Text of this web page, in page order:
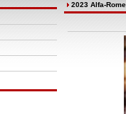
2023 Alfa-